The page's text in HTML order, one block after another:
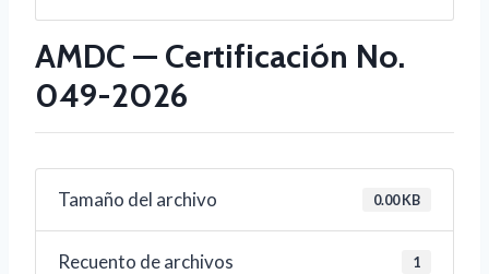
AMDC — Certificación No.
049-2026
Tamaño del archivo 0.00 KB
Recuento de archivos 1